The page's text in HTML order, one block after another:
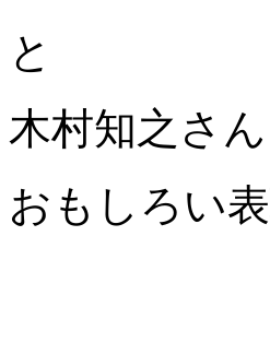
と
木村知之さん
おもしろい